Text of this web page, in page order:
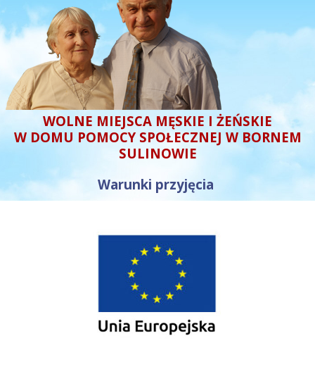
WOLNE MIEJSCA MĘSKIE I ŻEŃSKIE
W DOMU POMOCY SPOŁECZNEJ W BORNEM
SULINOWIE
Warunki przyjęcia